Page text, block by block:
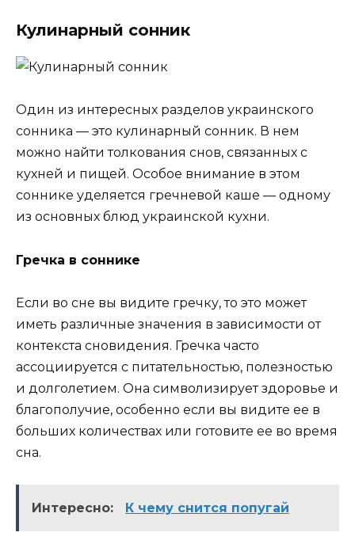
Кулинарный сонник
Один из интересных разделов украинского
сонника — это кулинарный сонник. В нем
можно найти толкования снов, связанных с
кухней и пищей. Особое внимание в этом
соннике уделяется гречневой каше — одному
из основных блюд украинской кухни.
Гречка в соннике
Если во сне вы видите гречку, то это может
иметь различные значения в зависимости от
контекста сновидения. Гречка часто
ассоциируется с питательностью, полезностью
и долголетием. Она символизирует здоровье и
благополучие, особенно если вы видите ее в
больших количествах или готовите ее во время
сна.
Интересно: К чему снится попугай